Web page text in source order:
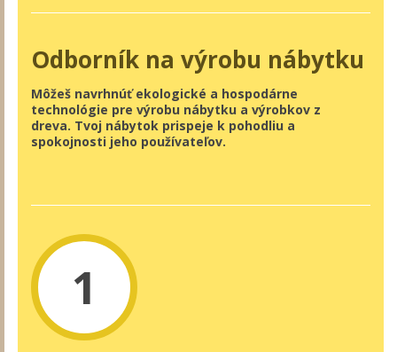
Odborník na výrobu nábytku
Môžeš navrhnúť ekologické a hospodárne
technológie pre výrobu nábytku a výrobkov z
dreva. Tvoj nábytok prispeje k pohodliu a
spokojnosti jeho používateľov.
1